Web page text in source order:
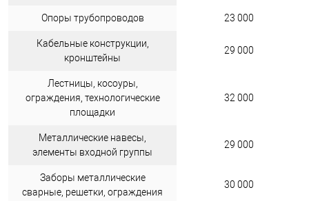
Опоры трубопроводов 23 000
Кабельные конструкции,
кронштейны
29 000
Лестницы, косоуры,
ограждения, технологические
площадки
32 000
Металлические навесы,
элементы входной группы
29 000
Заборы металлические
сварные, решетки, ограждения
30 000